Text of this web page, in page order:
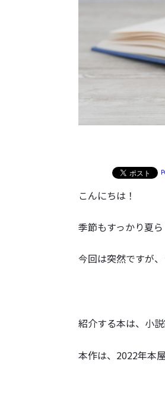
こんにちは！
季節もすっかり夏
今回は突然ですが
紹介する本は、小
本作は、2022年本